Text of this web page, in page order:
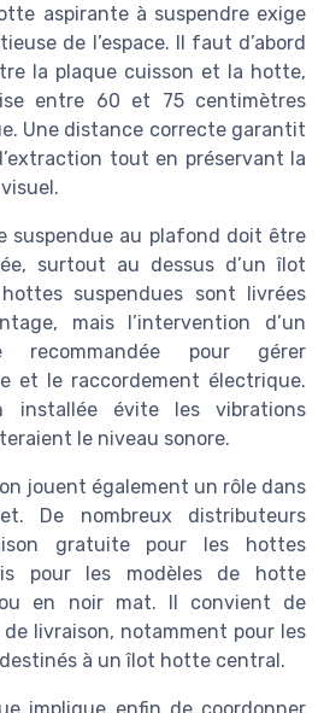
aspirante à suspendre exige
de l’espace. Il faut d’abord
la plaque cuisson et la hotte,
entre 60 et 75 centimètres
Une distance correcte garantit
tout en préservant la
suspendue au plafond doit être
surtout au dessus d’un îlot
suspendues sont livrées
mais l’intervention d’un
recommandée pour gérer
et le raccordement électrique.
évite les vibrations
le niveau sonore.
jouent également un rôle dans
De nombreux distributeurs
gratuite pour les hottes
pour les modèles de hotte
en noir mat. Il convient de
livraison, notamment pour les
à un îlot hotte central.
implique enfin de coordonner